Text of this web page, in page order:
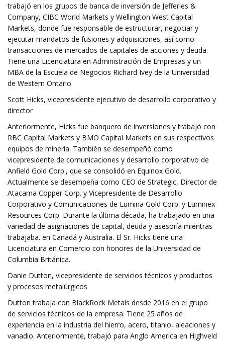
trabajó en los grupos de banca de inversión de Jefferies &
Company, CIBC World Markets y Wellington West Capital
Markets, donde fue responsable de estructurar, negociar y
ejecutar mandatos de fusiones y adquisiciones, así como
transacciones de mercados de capitales de acciones y deuda.
Tiene una Licenciatura en Administración de Empresas y un
MBA de la Escuela de Negocios Richard Ivey de la Universidad
de Western Ontario.
Scott Hicks, vicepresidente ejecutivo de desarrollo corporativo y
director
Anteriormente, Hicks fue banquero de inversiones y trabajó con
RBC Capital Markets y BMO Capital Markets en sus respectivos
equipos de minería. También se desempeñó como
vicepresidente de comunicaciones y desarrollo corporativo de
Anfield Gold Corp., que se consolidó en Equinox Gold.
Actualmente se desempeña como CEO de Strategic, Director de
Atacama Copper Corp. y Vicepresidente de Desarrollo
Corporativo y Comunicaciones de Lumina Gold Corp. y Luminex
Resources Corp. Durante la última década, ha trabajado en una
variedad de asignaciones de capital, deuda y asesoría mientras
trabajaba. en Canadá y Australia. El Sr. Hicks tiene una
Licenciatura en Comercio con honores de la Universidad de
Columbia Británica.
Danie Dutton, vicepresidente de servicios técnicos y productos
y procesos metalúrgicos
Dutton trabaja con BlackRock Metals desde 2016 en el grupo
de servicios técnicos de la empresa. Tiene 25 años de
experiencia en la industria del hierro, acero, titanio, aleaciones y
vanadio. Anteriormente, trabajó para Anglo America en Highveld